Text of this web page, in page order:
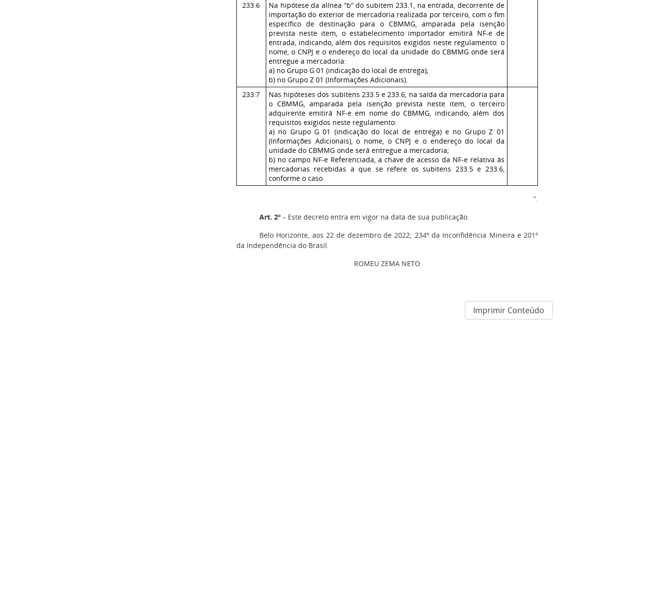
233.6
Na hipótese da alínea “b” do subitem 233.1, na entrada, decorrente de
importação do exterior de mercadoria realizada por terceiro, com o fim
específico de destinação para o CBMMG, amparada pela isenção
prevista neste item, o estabelecimento importador emitirá NF-e de
entrada, indicando, além dos requisitos exigidos neste regulamento: o
nome, o CNPJ e o endereço do local da unidade do CBMMG onde será
entregue a mercadoria:
a) no Grupo G 01 (indicação do local de entrega);
b) no Grupo Z 01 (Informações Adicionais).
233.7
Nas hipóteses dos subitens 233.5 e 233.6, na saída da mercadoria para
o CBMMG, amparada pela isenção prevista neste item, o terceiro
adquirente emitirá NF-e em nome do CBMMG, indicando, além dos
requisitos exigidos neste regulamento:
a) no Grupo G 01 (indicação do local de entrega) e no Grupo Z 01
(Informações Adicionais), o nome, o CNPJ e o endereço do local da
unidade do CBMMG onde será entregue a mercadoria;
b) no campo NF-e Referenciada, a chave de acesso da NF-e relativa às
mercadorias recebidas a que se refere os subitens 233.5 e 233.6,
conforme o caso.
”.
Art. 2º – Este decreto entra em vigor na data de sua publicação.
Belo Horizonte, aos 22 de dezembro de 2022; 234º da Inconfidência Mineira e 201º
da Independência do Brasil.
ROMEU ZEMA NETO
Imprimir Conteúdo